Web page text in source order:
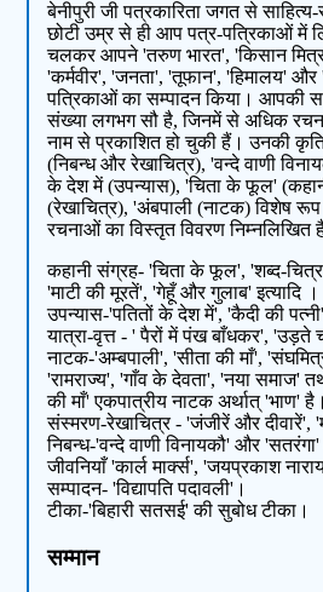
बेनीपुरी जी पत्रकारिता जगत से
छोटी उम्र से ही आप पत्र-पत्रिकाओं
चलकर आपने 'तरुण भारत', 'किसान
'कर्मवीर', 'जनता', 'तूफान', 'हिमालय' और
पत्रिकाओं का सम्पादन किया। आपकी
संख्या लगभग सौ है, जिनमें से अधिक
नाम से प्रकाशित हो चुकी हैं। उनकी
(निबन्ध और रेखाचित्र), 'वन्दे वाणी
के देश में (उपन्यास), 'चिता के फूल'
(रेखाचित्र), 'अंबपाली (नाटक) विशेष
रचनाओं का विस्तृत विवरण निम्नलिखित
कहानी संग्रह- 'चिता के फूल', 'शब्द-
'माटी की मूरतें', 'गेहूँ और गुलाब' इत्यादि ।
उपन्यास-'पतितों के देश में', 'कैदी की
यात्रा-वृत्त - ' पैरों में पंख बाँधकर', 'उड़ते
नाटक-'अम्बपाली', 'सीता की माँ',
'रामराज्य', 'गाँव के देवता', 'नया समाज'
की माँ' एकपात्रीय नाटक अर्थात् 'भाण' है।
संस्मरण-रेखाचित्र - 'जंजीरें और दीवारें',
निबन्ध-'वन्दे वाणी विनायकौ' और
जीवनियाँ 'कार्ल मार्क्स', 'जयप्रकाश
सम्पादन- 'विद्यापति पदावली'।
टीका-'बिहारी सतसई' की सुबोध टीका।
सम्मान